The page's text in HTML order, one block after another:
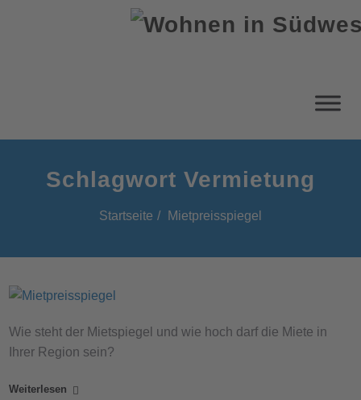
Schlagwort Vermietung
Startseite Mietpreisspiegel
Wie steht der Mietspiegel und wie hoch darf die Miete in
Ihrer Region sein?
Weiterlesen